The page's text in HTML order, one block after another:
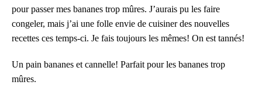
pour passer mes bananes trop mûres. J’aurais pu les faire
congeler, mais j’ai une folle envie de cuisiner des nouvelles
recettes ces temps-ci. Je fais toujours les mêmes! On est tannés!
Un pain bananes et cannelle! Parfait pour les bananes trop
mûres.